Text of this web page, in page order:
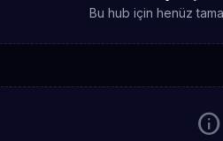
Bu hub için henüz
info